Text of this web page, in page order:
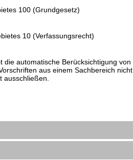
100 (Grundgesetz)
10 (Verfassungsrecht)
automatische Berücksichtigung
aus einem Sachbereich
ausschließen.